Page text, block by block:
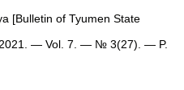
[Bulletin of Tyumen State
— Vol. 7. — № 3(27). — P.